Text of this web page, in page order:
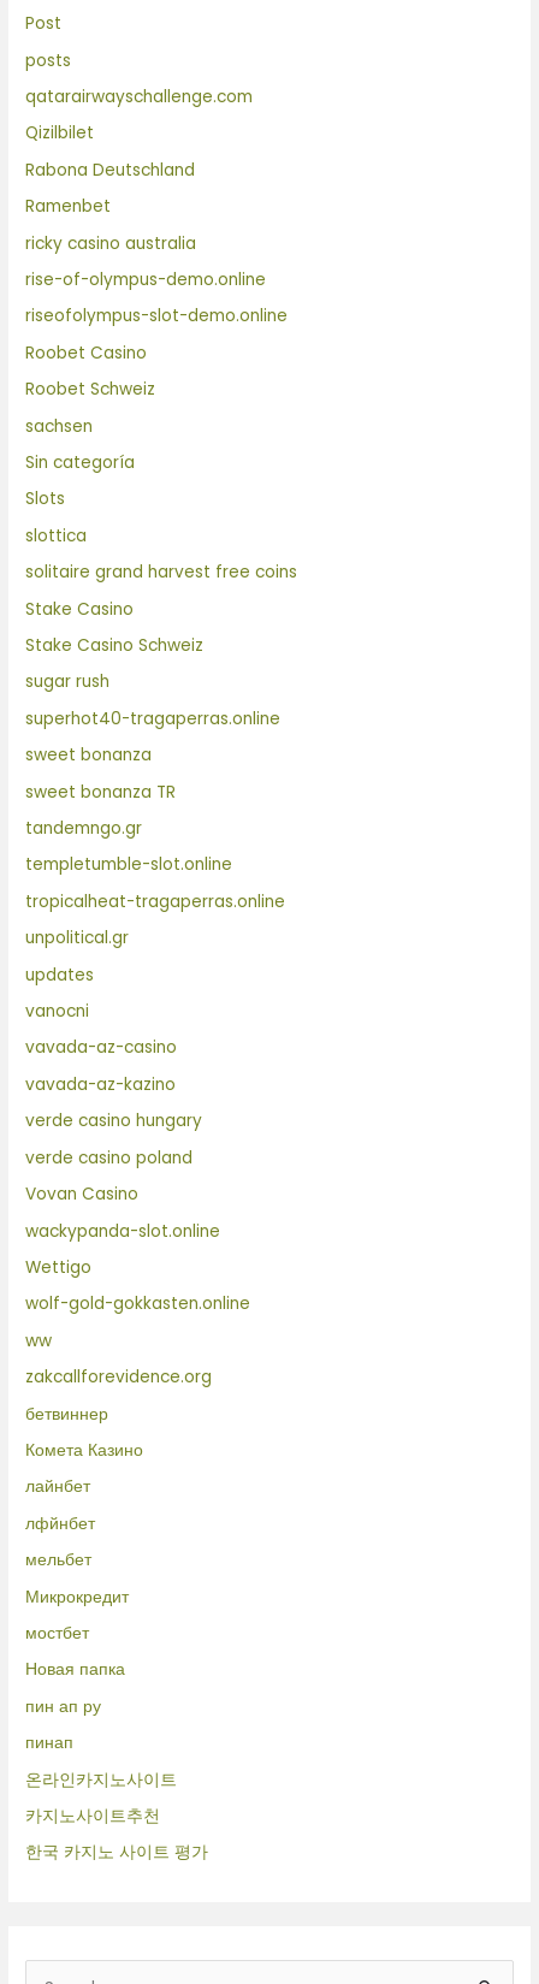
Post
posts
qatarairwayschallenge.com
Qizilbilet
Rabona Deutschland
Ramenbet
ricky casino australia
rise-of-olympus-demo.online
riseofolympus-slot-demo.online
Roobet Casino
Roobet Schweiz
sachsen
Sin categoría
Slots
slottica
solitaire grand harvest free coins
Stake Casino
Stake Casino Schweiz
sugar rush
superhot40-tragaperras.online
sweet bonanza
sweet bonanza TR
tandemngo.gr
templetumble-slot.online
tropicalheat-tragaperras.online
unpolitical.gr
updates
vanocni
vavada-az-casino
vavada-az-kazino
verde casino hungary
verde casino poland
Vovan Casino
wackypanda-slot.online
Wettigo
wolf-gold-gokkasten.online
ww
zakcallforevidence.org
бетвиннер
Комета Казино
лайнбет
лфйнбет
мельбет
Микрокредит
мостбет
Новая папка
пин ап ру
пинап
온라인카지노사이트
카지노사이트추천
한국 카지노 사이트 평가